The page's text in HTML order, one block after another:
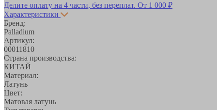
Делите оплату на 4 части, без переплат. От 1 000 ₽
Характеристики
Бренд:
Palladium
Артикул:
00011810
Страна производства:
КИТАЙ
Материал:
Латунь
Цвет:
Матовая латунь